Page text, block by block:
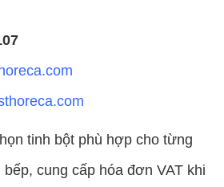
tinh bột phù hợp cho từng
cung cấp hóa đơn VAT khi